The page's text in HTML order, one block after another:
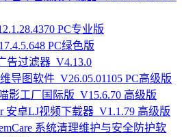
PC专业版
PC绿色版
告过滤器_V4.13.0
导图软件_V26.05.01105 PC高级版
影工厂国际版_V15.6.70 高级版
安卓LJ视频下载器_V1.1.79 高级版
系统清理维护与安全防护软